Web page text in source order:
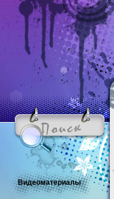
Видеоматериалы